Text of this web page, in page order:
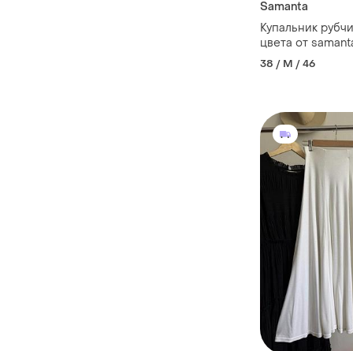
Samanta
Купальник
цвета от
размер м.
38 / M / 46